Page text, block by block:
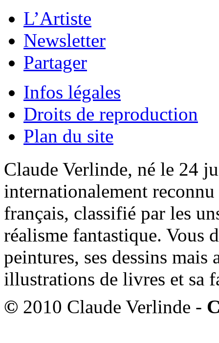
L’Artiste
Newsletter
Partager
Infos légales
Droits de reproduction
Plan du site
Claude Verlinde, né le 24
internationalement
français, classifié par les
réalisme fantastique. Vous
peintures, ses dessins mais
illustrations de livres et sa
© 2010 Claude Verlinde -